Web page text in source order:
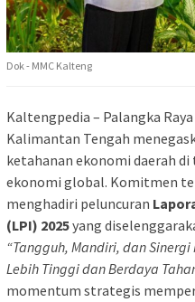
Dok - MMC Kalteng
Kaltengpedia – Palangka
Kalimantan Tengah
ketahanan ekonomi daerah
ekonomi global. Komitmen
menghadiri peluncuran
(LPI) 2025yang
“Tangguh, Mandiri, dan
Lebih Tinggi dan Berdaya
momentum strategis